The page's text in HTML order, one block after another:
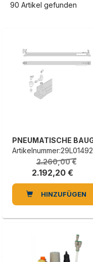
90 Artikel gefunden
Artikelnummer:29L0149230L
2.260,00 €
2.192,20 €
HINZUFÜGEN